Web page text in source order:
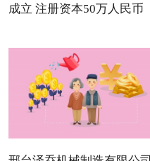
成立 注册资本50万人民币